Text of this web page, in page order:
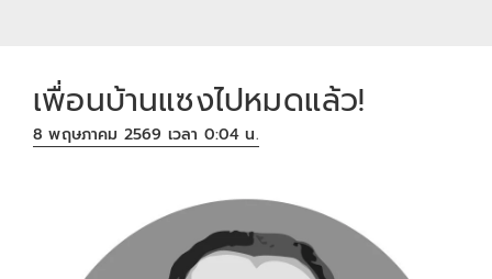
เพื่อนบ้านแซงไปหมดแล้ว!
8 พฤษภาคม 2569 เวลา 0:04 น.